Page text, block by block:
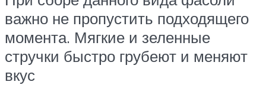
важно не пропустить подходящего
момента. Мягкие и зеленные
стручки быстро грубеют и меняют
вкус